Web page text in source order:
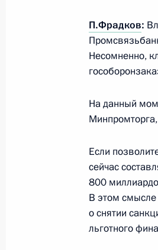
Встреча с
18 января 2022
17 января
Бабушкиным
17 января 2022
14 января
П.Фрадков:
Несомненно,
На данный
Если
сейчас
800
В этом смысле
о снятии
льготного